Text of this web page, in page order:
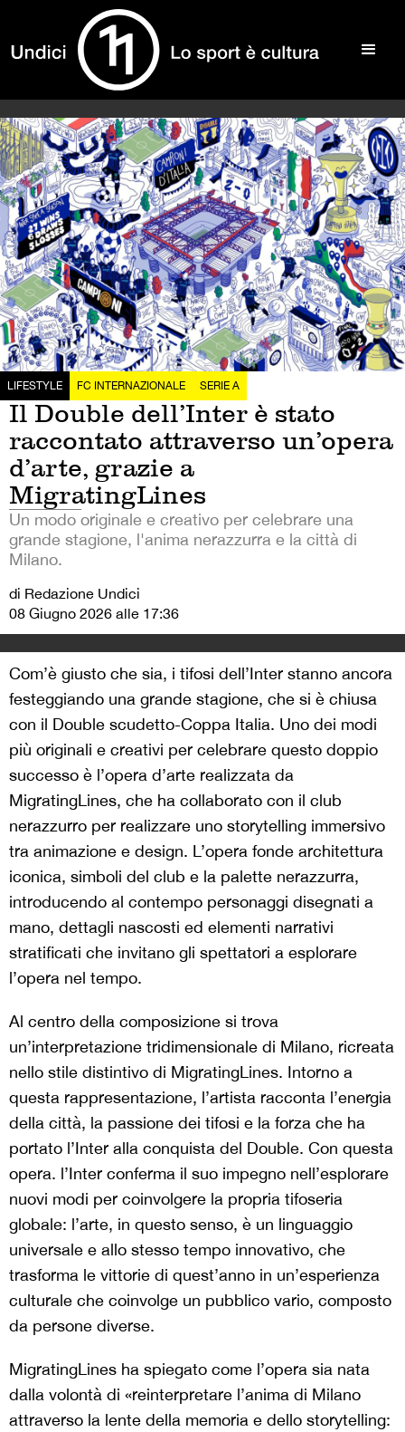
LIFESTYLE FC INTERNAZIONALE SERIE A
Il Double dell’Inter è stato
raccontato attraverso un’opera
d’arte, grazie a
MigratingLines
Un modo originale e creativo per celebrare una
grande stagione, l'anima nerazzurra e la città di
Milano.
di Redazione Undici
08 Giugno 2026 alle 17:36
Com’è giusto che sia, i tifosi dell’Inter stanno ancora
festeggiando una grande stagione, che si è chiusa
con il Double scudetto-Coppa Italia. Uno dei modi
più originali e creativi per celebrare questo doppio
successo è l’opera d’arte realizzata da
MigratingLines, che ha collaborato con il club
nerazzurro per realizzare uno storytelling immersivo
tra animazione e design. L’opera fonde architettura
iconica, simboli del club e la palette nerazzurra,
introducendo al contempo personaggi disegnati a
mano, dettagli nascosti ed elementi narrativi
stratificati che invitano gli spettatori a esplorare
l’opera nel tempo.
Al centro della composizione si trova
un’interpretazione tridimensionale di Milano, ricreata
nello stile distintivo di MigratingLines. Intorno a
questa rappresentazione, l’artista racconta l’energia
della città, la passione dei tifosi e la forza che ha
portato l’Inter alla conquista del Double. Con questa
opera. l’Inter conferma il suo impegno nell’esplorare
nuovi modi per coinvolgere la propria tifoseria
globale: l’arte, in questo senso, è un linguaggio
universale e allo stesso tempo innovativo, che
trasforma le vittorie di quest’anno in un’esperienza
culturale che coinvolge un pubblico vario, composto
da persone diverse.
MigratingLines ha spiegato come l’opera sia nata
dalla volontà di «reinterpretare l’anima di Milano
attraverso la lente della memoria e dello storytelling: